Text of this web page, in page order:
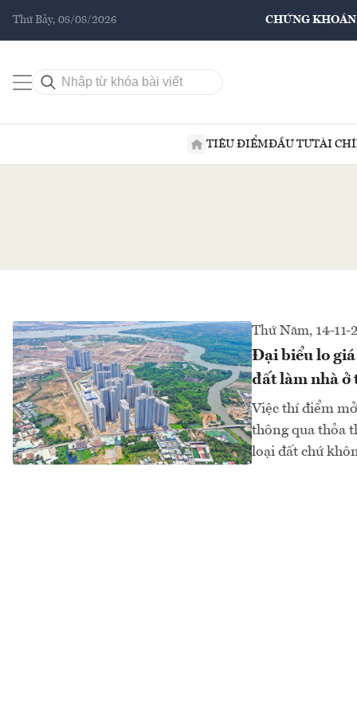
Thứ Bảy, 08/08/2026 CHỨNG KHOÁN
TIÊU ĐIỂMĐẦU TƯTÀI
Thứ Năm, 14-11-
Đại biểu lo
đất làm nhà ở
Việc thí điểm
thông qua thỏa
loại đất chứ